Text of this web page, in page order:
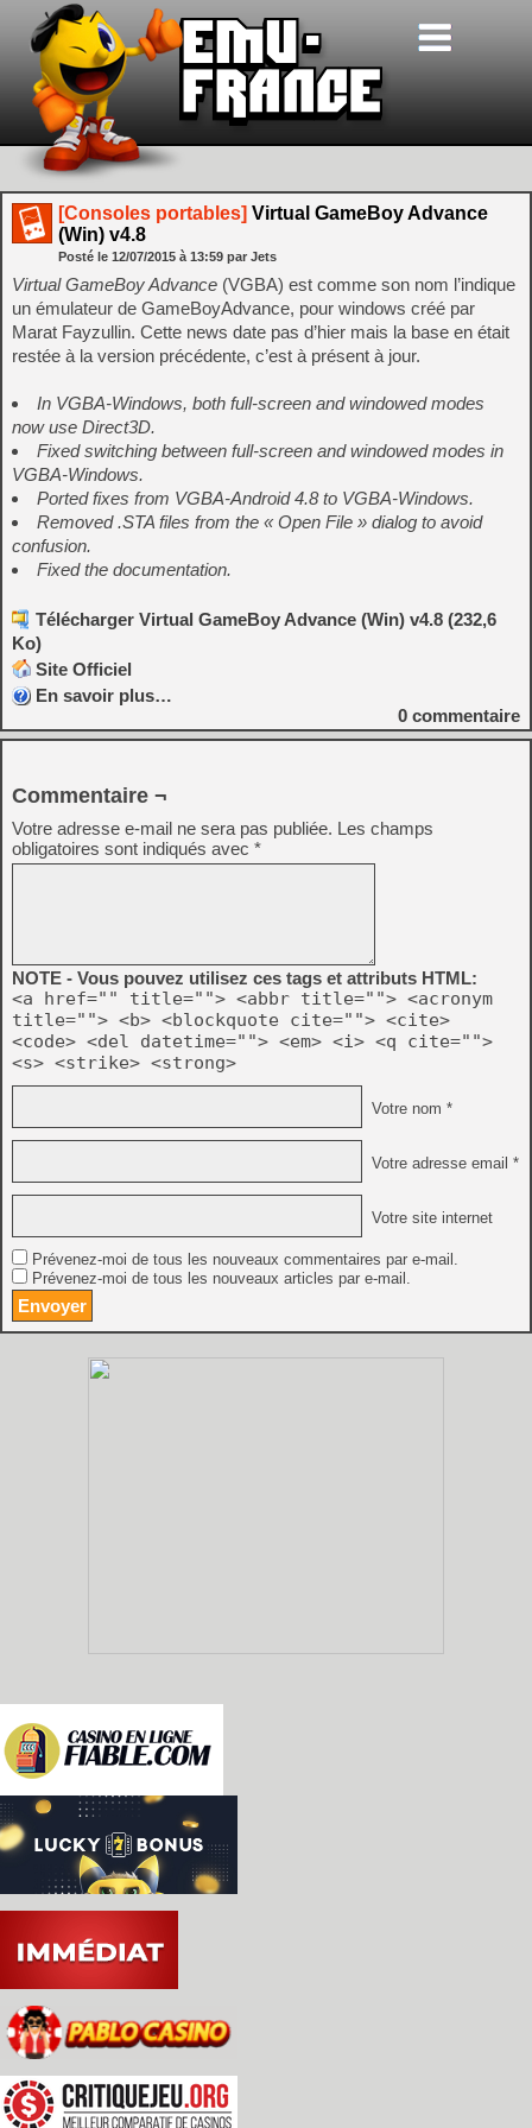
[Consoles portables] Virtual GameBoy Advance
(Win) v4.8
Posté le 12/07/2015 à 13:59 par Jets
Virtual GameBoy Advance (VGBA) est comme son nom l’indique
un émulateur de GameBoyAdvance, pour windows créé par
Marat Fayzullin. Cette news date pas d’hier mais la base en était
restée à la version précédente, c’est à présent à jour.
In VGBA-Windows, both full-screen and windowed modes
now use Direct3D.
Fixed switching between full-screen and windowed modes in
VGBA-Windows.
Ported fixes from VGBA-Android 4.8 to VGBA-Windows.
Removed .STA files from the « Open File » dialog to avoid
confusion.
Fixed the documentation.
Télécharger Virtual GameBoy Advance (Win) v4.8 (232,6
Ko)
Site Officiel
En savoir plus…
0 commentaire
Commentaire ¬
Votre adresse e-mail ne sera pas publiée. Les champs
obligatoires sont indiqués avec *
NOTE - Vous pouvez utilisez ces tags et attributs HTML:
<a href="" title=""> <abbr title=""> <acronym
title=""> <b> <blockquote cite=""> <cite>
<code> <del datetime=""> <em> <i> <q cite="">
<s> <strike> <strong>
Votre nom *
Votre adresse email *
Votre site internet
Prévenez-moi de tous les nouveaux commentaires par e-mail.
Prévenez-moi de tous les nouveaux articles par e-mail.